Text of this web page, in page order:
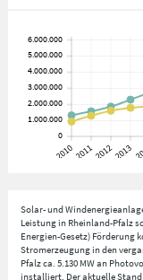
Solar- und
Leistung in Rheinland-Pfalz
Energien-Gesetz) Förderung
Stromerzeugung in den
Pfalz ca. 5.130 MW an
installiert. Der aktuelle Stand